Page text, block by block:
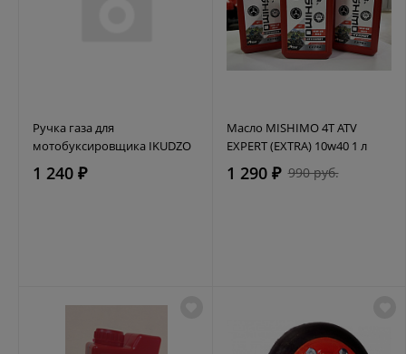
Ручка газа для
мотобуксировщика IKUDZO
1 240 ₽
Масло MISHIMO 4T ATV
EXPERT (EXTRA) 10w40 1 л
1 290 ₽ 990 руб.